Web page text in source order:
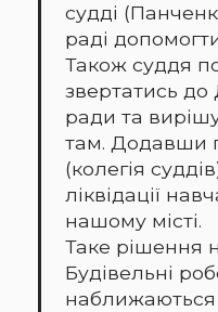
судді
раді
Також суддя
звертатись до
ради та
там. Додавши
(колегія
ліквідації
нашому місті.
Таке рішення
Будівельні